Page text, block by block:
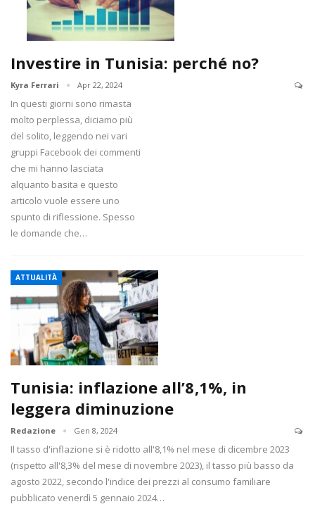
Investire in Tunisia: perché no?
Kyra Ferrari Apr 22, 2024
In questi giorni sono rimasta
molto perplessa, diciamo più
del solito, leggendo nei vari
gruppi Facebook dei commenti
che mi hanno lasciata
alquanto basita e questo
articolo vuole essere uno
spunto di riflessione. Spesso
le domande che…
ATTUALITÀ
Tunisia: inflazione all’8,1%, in
leggera diminuzione
Redazione Gen 8, 2024
Il tasso d'inflazione si è ridotto all'8,1% nel mese di dicembre 2023
(rispetto all'8,3% del mese di novembre 2023), il tasso più basso da
agosto 2022, secondo l'indice dei prezzi al consumo familiare
pubblicato venerdì 5 gennaio 2024…